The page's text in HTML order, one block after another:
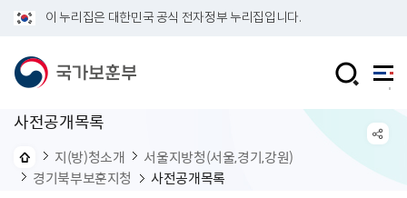
이 누리집은 대한민국 공식 전자정부 누리집입니다.
사전공개목록
지(방)청소개
서울지방청(서울,경기,강원)
경기북부보훈지청
사전공개목록